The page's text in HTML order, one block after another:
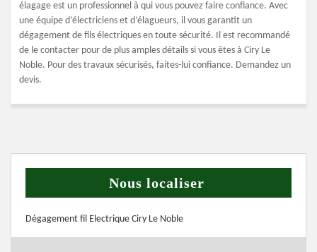
élagage est un professionnel à qui vous pouvez faire confiance. Avec
une équipe d’électriciens et d’élagueurs, il vous garantit un
dégagement de fils électriques en toute sécurité. Il est recommandé
de le contacter pour de plus amples détails si vous êtes à Ciry Le
Noble. Pour des travaux sécurisés, faites-lui confiance. Demandez un
devis.
Nous localiser
Dégagement fil Electrique Ciry Le Noble